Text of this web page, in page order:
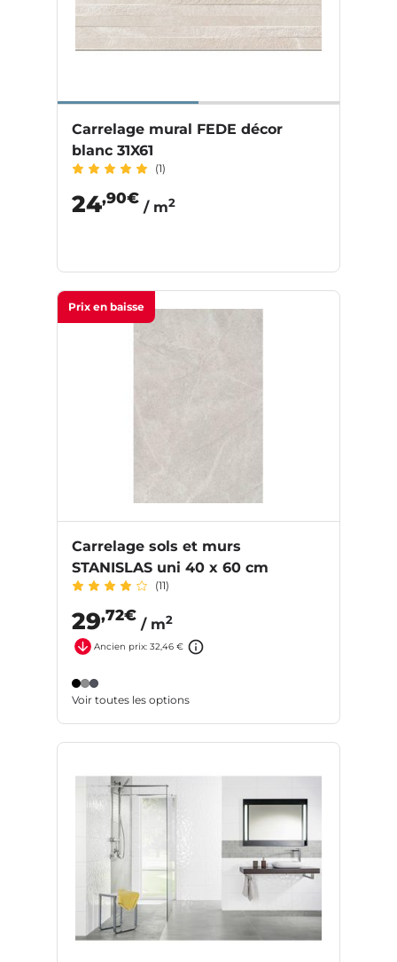
Carrelage mural FEDE décor
blanc 31X61
(1)
24,90€
/ m2
Prix en baisse
Carrelage sols et murs
STANISLAS uni 40 x 60 cm
(11)
29,72€
/ m2
Ancien prix: 32,46 €
Voir toutes les options